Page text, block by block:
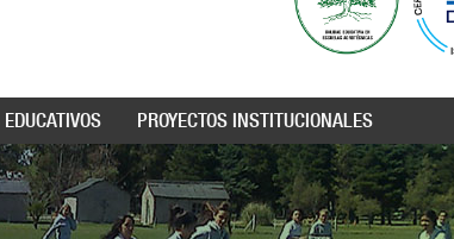
PROYECTOS INSTITUCIONALES